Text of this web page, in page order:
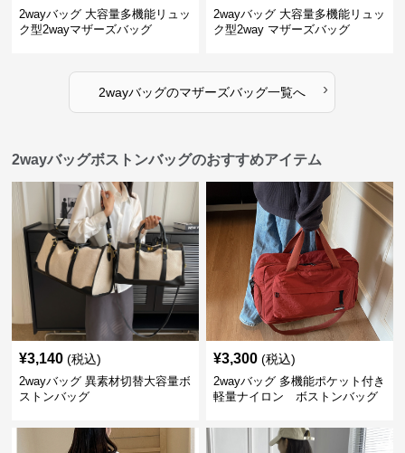
2wayバッグ 大容量多機能リュッ
ク型2wayマザーズバッグ
2wayバッグ 大容量多機能リュッ
ク型2way マザーズバッグ
2wayバッグのマザーズバッグ一覧へ ›
2wayバッグボストンバッグのおすすめアイテム
¥3,140 (税込)
2wayバッグ 異素材切替大容量ボ
ストンバッグ
¥3,300 (税込)
2wayバッグ 多機能ポケット付き
軽量ナイロン ボストンバッグ